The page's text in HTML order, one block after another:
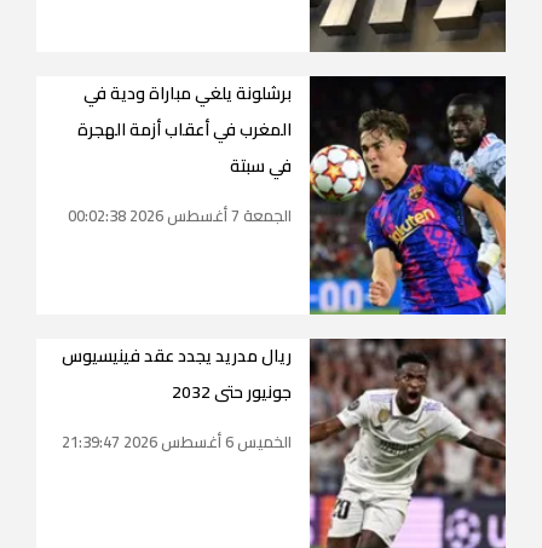
برشلونة يلغي مباراة ودية في
المغرب في أعقاب أزمة الهجرة
في سبتة
الجمعة 7 أغسطس 2026 00:02:38
ريال مدريد يجدد عقد فينيسيوس
جونيور حتى 2032
الخميس 6 أغسطس 2026 21:39:47